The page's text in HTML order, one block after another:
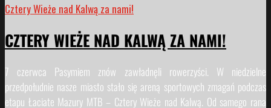
Cztery Wieże nad Kalwą za nami!
CZTERY WIEŻE NAD KALWĄ ZA NAMI!
7 czerwca Pasymiem znów zawładnęli rowerzyści. W niedzielne
przedpołudnie nasze miasto stało się areną sportowych zmagań podczas
etapu Łaciate Mazury MTB – Cztery Wieże nad Kalwą. Od samego rana